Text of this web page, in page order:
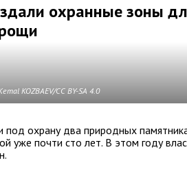
охранные зоны
KOZBAEV/CC BY-SA 4.0
под охрану два природных
уже почти сто лет. В этом году